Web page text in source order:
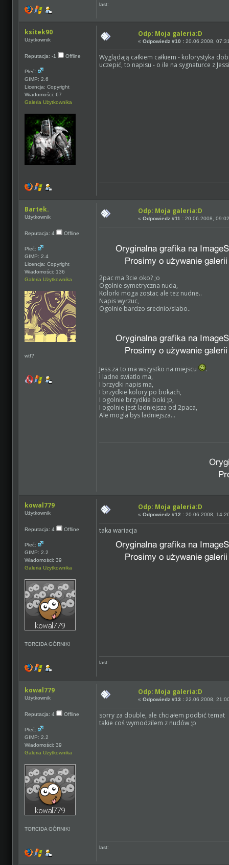
last:
ksitek90
Użytkownik
Reputacja: -1 Offline
Płeć:
GIMP: 2.6
Licencja: Copyright
Wiadomości: 67
Galeria Użytkownika
Odp: Moja galeria:D
«Odpowiedz #10 : 20.06.2008,
Wyglądają całkiem całkiem - kolorystyka
uczepić, to napisu - o ile na sygnaturce z
Bartek.
Użytkownik
Reputacja: 4 Offline
Płeć:
GIMP: 2.4
Licencja: Copyright
Wiadomości: 136
Galeria Użytkownika
wtf?
Odp: Moja galeria:D
«Odpowiedz #11 : 20.06.2008,
2pac ma 3cie oko? ;o
Ogolnie symetryczna nuda,
Kolorki moga zostac ale tez nudne..
Napis wyrzuc,
Ogolnie bardzo srednio/slabo..
Jess za to ma wszystko na miejscu
.
I ladne swiatlo ma,
I brzydki napis ma,
I brzydkie kolory po bokach,
I ogolnie brzydkie boki ;p,
I ogolnie jest ladniejsza od 2paca,
Ale mogla bys ladniejsza...
kowal779
Użytkownik
Reputacja: 4 Offline
Płeć:
GIMP: 2.2
Wiadomości: 39
Galeria Użytkownika
TORCIDA GÓRNIK!
Odp: Moja galeria:D
«Odpowiedz #12 : 20.06.2008,
taka wariacja
last:
kowal779
Użytkownik
Reputacja: 4 Offline
Płeć:
GIMP: 2.2
Wiadomości: 39
Galeria Użytkownika
TORCIDA GÓRNIK!
Odp: Moja galeria:D
«Odpowiedz #13 : 22.06.2008,
sorry za double, ale chciałem podbić temat
takie coś wymodzilem z nudów ;p
last: